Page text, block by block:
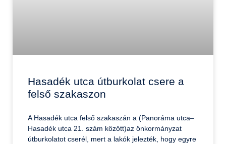
Hasadék utca útburkolat csere a
felső szakaszon
A Hasadék utca felső szakaszán a (Panoráma utca–
Hasadék utca 21. szám között)az önkormányzat
útburkolatot cserél, mert a lakók jelezték, hogy egyre